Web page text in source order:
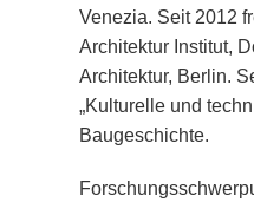
Venezia. Seit 2012
Architektur Institut,
Architektur, Berlin.
„Kulturelle und
Baugeschichte.